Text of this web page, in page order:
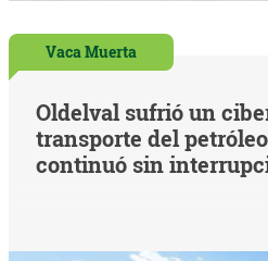
Vaca Muerta
Oldelval sufrió un
transporte del
continuó sin